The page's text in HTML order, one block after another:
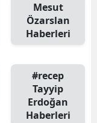
Mesut
Özarslan
Haberleri
#recep
Tayyip
Erdoğan
Haberleri